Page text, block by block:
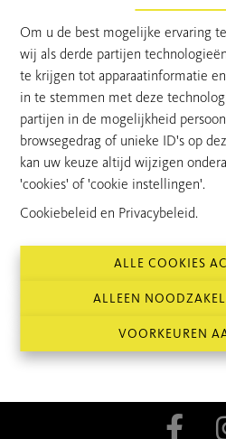
Om u de best mogelijke ervaring
wij als derde partijen
te krijgen tot apparaatinformatie
in te stemmen met deze
partijen in de mogelijkheid
browsegedrag of unieke ID's op
kan uw keuze altijd wijzigen
'cookies' of 'cookie instellingen'.
Cookiebeleid en Privacybeleid.
ALLE COOKIES
ALLEEN
VOORKEUREN
Antwerpen, Abraham
Verhoevenlaan 24
HALF OPEN BEBOUWING
5 270 m²
Van Hoye Vastgoed is al meer